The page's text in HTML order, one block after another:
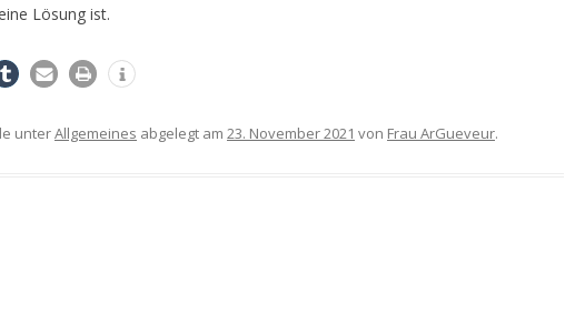
Lösung ist.
unterAllgemeines abgelegt am 23. November 2021 von Frau ArGueveur.